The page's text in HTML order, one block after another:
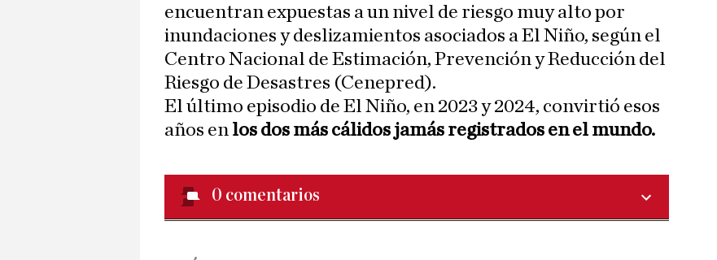
encuentran expuestas a un nivel de riesgo muy alto por
inundaciones y deslizamientos asociados a El Niño, según el
Centro Nacional de Estimación, Prevención y Reducción del
Riesgo de Desastres (Cenepred).
El último episodio de El Niño, en 2023 y 2024, convirtió esos
años en los dos más cálidos jamás registrados en el mundo.
0 comentarios